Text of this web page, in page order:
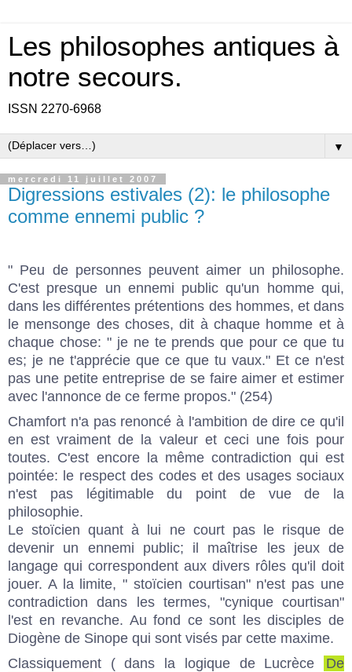
Les philosophes antiques à
notre secours.
ISSN 2270-6968
▼
mercredi 11 juillet 2007
Digressions estivales (2): le philosophe
comme ennemi public ?
" Peu de personnes peuvent aimer un philosophe.
C'est presque un ennemi public qu'un homme qui,
dans les différentes prétentions des hommes, et dans
le mensonge des choses, dit à chaque homme et à
chaque chose: " je ne te prends que pour ce que tu
es; je ne t'apprécie que ce que tu vaux." Et ce n'est
pas une petite entreprise de se faire aimer et estimer
avec l'annonce de ce ferme propos." (254)
Chamfort n'a pas renoncé à l'ambition de dire ce qu'il
en est vraiment de la valeur et ceci une fois pour
toutes. C'est encore la même contradiction qui est
pointée: le respect des codes et des usages sociaux
n'est pas légitimable du point de vue de la
philosophie.
Le stoïcien quant à lui ne court pas le risque de
devenir un ennemi public; il maîtrise les jeux de
langage qui correspondent aux divers rôles qu'il doit
jouer. A la limite, " stoïcien courtisan" n'est pas une
contradiction dans les termes, "cynique courtisan"
l'est en revanche. Au fond ce sont les disciples de
Diogène de Sinope qui sont visés par cette maxime.
Classiquement ( dans la logique de Lucrèce
De